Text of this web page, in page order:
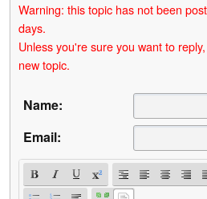
Warning: this topic has not been
days.
Unless you're sure you want to
new topic.
Name:
Email: